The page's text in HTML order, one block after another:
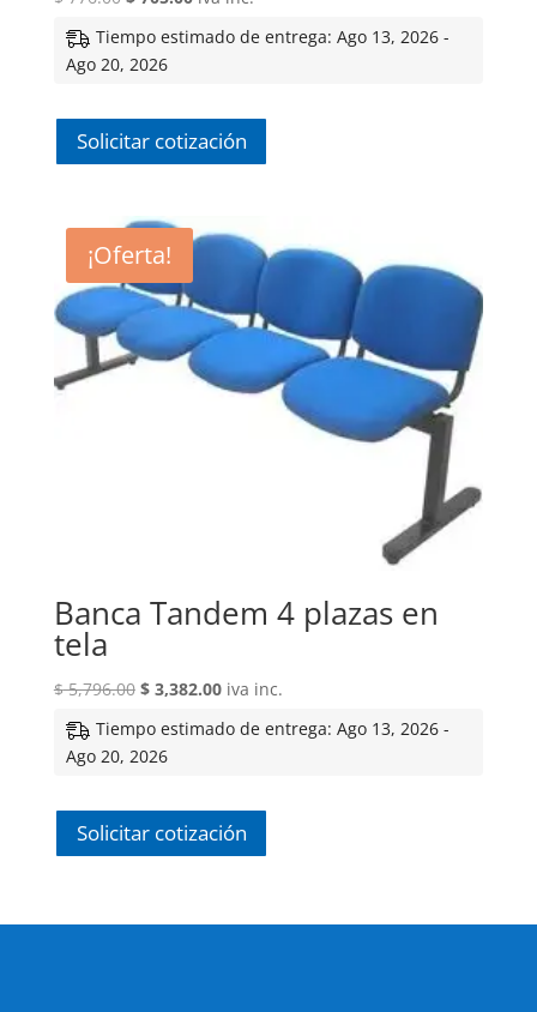
original
era:
actual
Tiempo estimado de entrega: Ago 13, 2026 -
Ago 20, 2026
Solicitar cotización
¡Oferta!
Banca Tandem 4 plazas en
tela
$5,796.00 El
original
era:
$3,382.00El
actual
iva inc.
Tiempo estimado de entrega: Ago 13, 2026 -
Ago 20, 2026
Solicitar cotización